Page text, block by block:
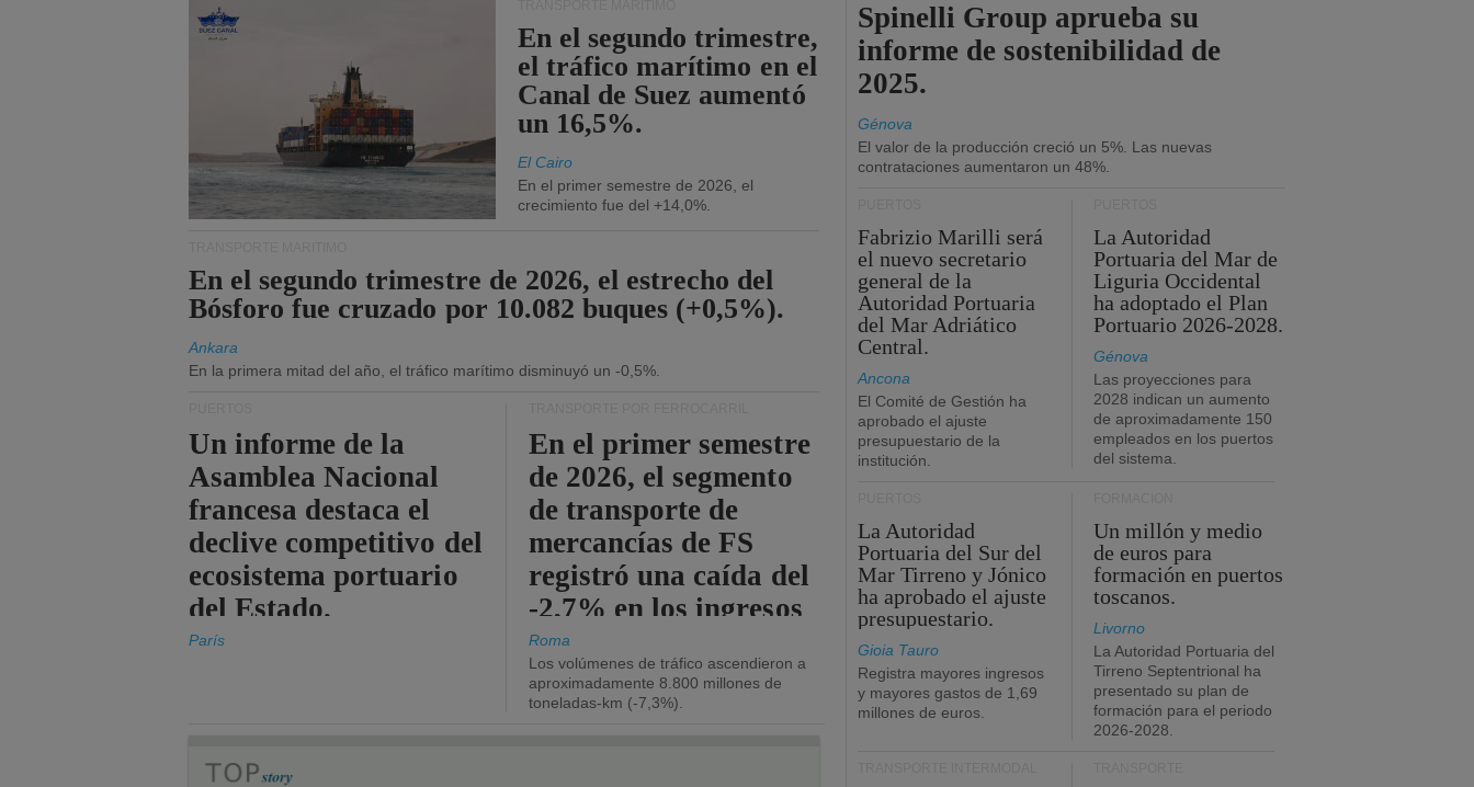
En el segundo trimestre,
el tráfico marítimo en el
Canal de Suez aumentó
un 16,5%.
El Cairo
En el primer semestre de 2026, el
crecimiento fue del +14,0%.
En el segundo trimestre de 2026, el estrecho del
Bósforo fue cruzado por 10.082 buques (+0,5%).
Ankara
En la primera mitad del año, el tráfico marítimo disminuyó un -0,5%.
Un informe de la
Asamblea Nacional
francesa destaca el
declive competitivo del
ecosistema portuario
del Estado.
París
En el primer semestre
de 2026, el segmento
de transporte de
mercancías de FS
registró una caída del
-2,7% en los ingresos
operativos.
Roma
Los volúmenes de tráfico ascendieron a
aproximadamente 8.800 millones de
toneladas-km (-7,3%).
Spinelli Group aprueba su
informe de sostenibilidad de
2025.
Génova
El valor de la producción creció un 5%. Las nuevas
contrataciones aumentaron un 48%.
Fabrizio Marilli será
el nuevo secretario
general de la
Autoridad Portuaria
del Mar Adriático
Central.
Ancona
El Comité de Gestión ha
aprobado el ajuste
presupuestario de la
institución.
La Autoridad
Portuaria del Mar de
Liguria Occidental
ha adoptado el Plan
Portuario 2026-2028.
Génova
Las proyecciones para
2028 indican un aumento
de aproximadamente 150
empleados en los puertos
del sistema.
La Autoridad
Portuaria del Sur del
Mar Tirreno y Jónico
ha aprobado el ajuste
presupuestario.
Gioia Tauro
Registra mayores ingresos
y mayores gastos de 1,69
millones de euros.
Un millón y medio
de euros para
formación en puertos
toscanos.
Livorno
La Autoridad Portuaria del
Tirreno Septentrional ha
presentado su plan de
formación para el periodo
2026-2028.